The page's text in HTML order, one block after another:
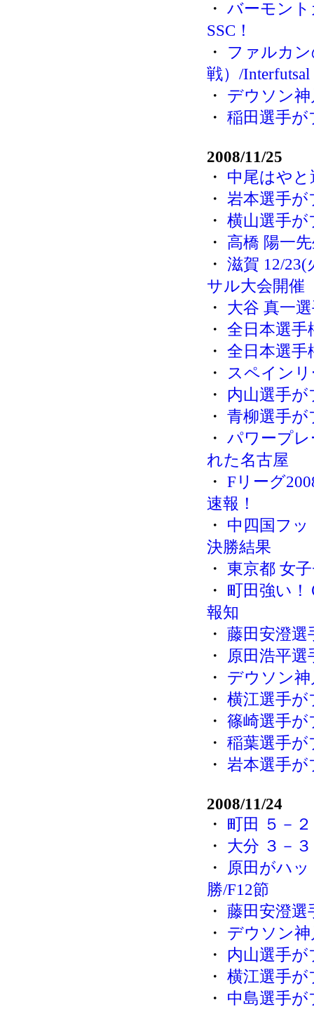
・ バーモン
SSC！
・ ファルカ
戦）/Interfutsal
・ デウソン
・ 稲田選手
2008/11/25
・ 中尾はや
・ 岩本選手
・ 横山選手
・ 高橋 陽一
・ 滋賀 12/
サル大会開催
・ 大谷 真一
・ 全日本選手
・ 全日本選手
・
スペイン
・ 内山選手
・ 青柳選手
・ パワープ
れた名古屋
・ Fリーグ
速報！
・ 中四国フ
決勝結果
・ 東京都 女
・ 町田強い
報知
・ 藤田安澄
・
原田浩平
・ デウソン
・ 横江選手
・ 篠崎選手
・ 稲葉選手
・ 岩本選手
2008/11/24
・ 町田 ５－
・ 大分 ３－
・
原田がハ
勝/F12節
・ 藤田安澄
・ デウソン
・ 内山選手
・ 横江選手
・ 中島選手